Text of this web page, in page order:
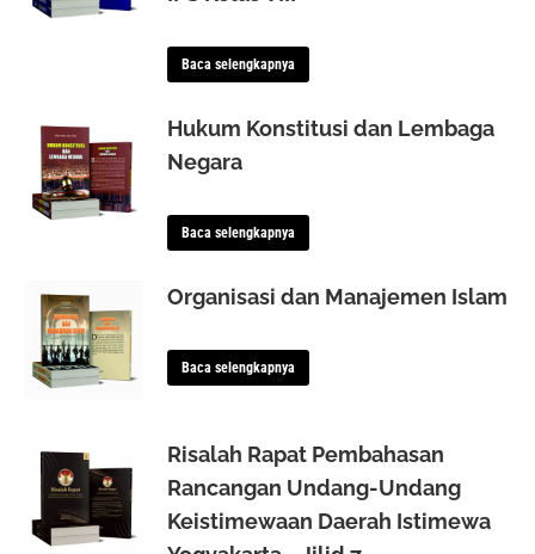
Baca selengkapnya
Hukum Konstitusi dan Lembaga
Negara
Baca selengkapnya
Organisasi dan Manajemen Islam
Baca selengkapnya
Risalah Rapat Pembahasan
Rancangan Undang-Undang
Keistimewaan Daerah Istimewa